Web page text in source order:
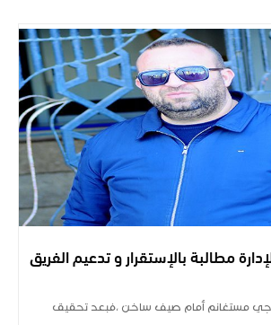
مطالبة بالإستقرار و تدعيم الفريق
مستغانم أمام صيف ساخن ،فبعد تحقيق